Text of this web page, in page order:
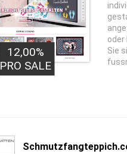
12,00%
PRO SALE
oder
Sie